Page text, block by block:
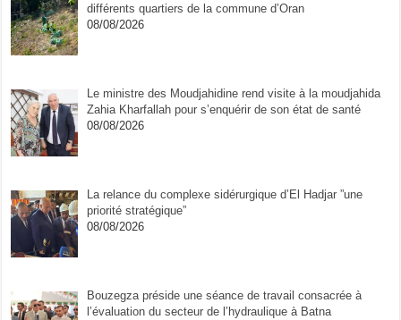
différents quartiers de la commune d’Oran
08/08/2026
Le ministre des Moudjahidine rend visite à la moudjahida
Zahia Kharfallah pour s’enquérir de son état de santé
08/08/2026
La relance du complexe sidérurgique d’El Hadjar ”une
priorité stratégique”
08/08/2026
Bouzegza préside une séance de travail consacrée à
l’évaluation du secteur de l’hydraulique à Batna